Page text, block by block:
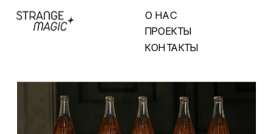
О НАС
ПРОЕКТЫ
КОНТАКТЫ